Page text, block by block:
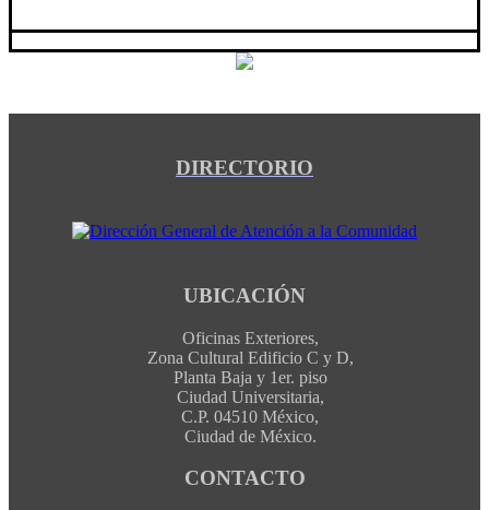
DIRECTORIO
UBICACIÓN
Oficinas Exteriores,
Zona Cultural Edificio C y D,
Planta Baja y 1er. piso
Ciudad Universitaria,
C.P. 04510 México,
Ciudad de México.
CONTACTO